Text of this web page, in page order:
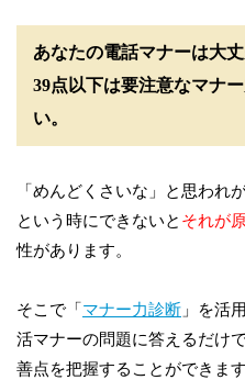
あなたの電話マナーは大丈
39点以下は要注意なマナ
い。
「めんどくさいな」と思われ
という時にできないと それが
性があります。
そこで「マナー力診断 」を活
活マナーの問題に答えるだけ
善点を把握することができます